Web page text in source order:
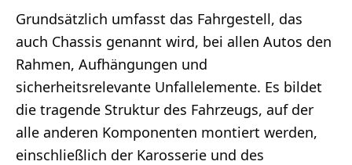
Grundsätzlich umfasst das Fahrgestell, das
auch Chassis genannt wird, bei allen Autos den
Rahmen, Aufhängungen und
sicherheitsrelevante Unfallelemente. Es bildet
die tragende Struktur des Fahrzeugs, auf der
alle anderen Komponenten montiert werden,
einschließlich der Karosserie und des